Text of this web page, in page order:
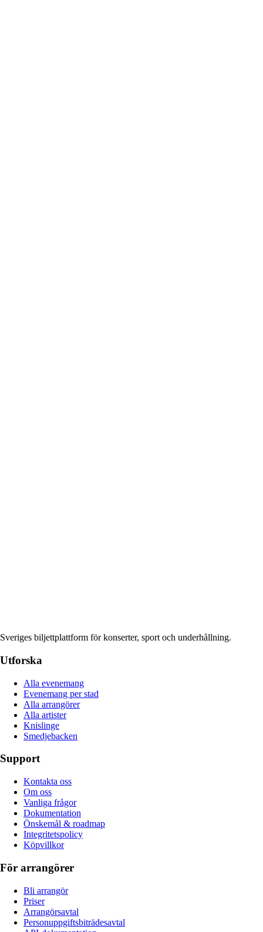
Sveriges biljettplattform för konserter, sport och underhållning.
Utforska
Alla evenemang
Evenemang per stad
Alla arrangörer
Alla artister
Knislinge
Smedjebacken
Support
Kontakta oss
Om oss
Vanliga frågor
Dokumentation
Önskemål & roadmap
Integritetspolicy
Köpvillkor
För arrangörer
Bli arrangör
Priser
Arrangörsavtal
Personuppgiftsbiträdesavtal